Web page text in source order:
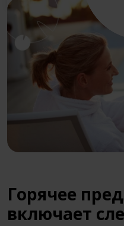
Горячее
включает